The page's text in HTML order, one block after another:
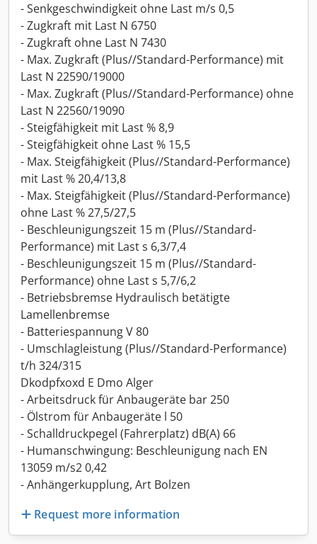
- Senkgeschwindigkeit ohne Last m/s 0,5
- Zugkraft mit Last N 6750
- Zugkraft ohne Last N 7430
- Max. Zugkraft (Plus//Standard-Performance) mit
Last N 22590/19000
- Max. Zugkraft (Plus//Standard-Performance) ohne
Last N 22560/19090
- Steigfähigkeit mit Last % 8,9
- Steigfähigkeit ohne Last % 15,5
- Max. Steigfähigkeit (Plus//Standard-Performance)
mit Last % 20,4/13,8
- Max. Steigfähigkeit (Plus//Standard-Performance)
ohne Last % 27,5/27,5
- Beschleunigungszeit 15 m (Plus//Standard-
Performance) mit Last s 6,3/7,4
- Beschleunigungszeit 15 m (Plus//Standard-
Performance) ohne Last s 5,7/6,2
- Betriebsbremse Hydraulisch betätigte
Lamellenbremse
- Batteriespannung V 80
- Umschlagleistung (Plus//Standard-Performance)
t/h 324/315
Dkodpfxoxd E Dmo Alger
- Arbeitsdruck für Anbaugeräte bar 250
- Ölstrom für Anbaugeräte l 50
- Schalldruckpegel (Fahrerplatz) dB(A) 66
- Humanschwingung: Beschleunigung nach EN
13059 m/s2 0,42
- Anhängerkupplung, Art Bolzen
Request more information